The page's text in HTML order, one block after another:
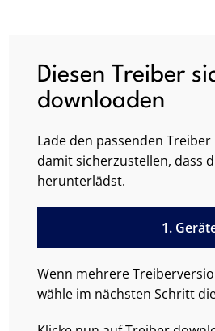
Diesen Treiber
downloaden
Lade den passenden
damit sicherzustellen, dass
herunterlädst.
1.
Wenn mehrere
wähle im nächsten Schritt